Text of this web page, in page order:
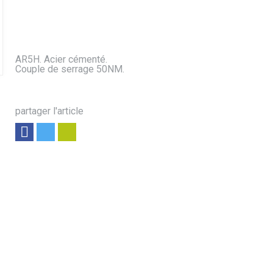
partager l'article
AR5H. Acier cémenté.
Couple de serrage 50NM.